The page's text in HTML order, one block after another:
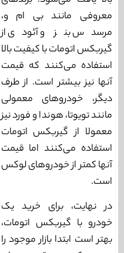
معروفی مانند بی ام و،
مرسدس بنز و آئودی از
گیربکس اتومات با کیفیت بالا
استفاده می‌کنند که قیمت
آنها نیز بیشتر است. از طرف
دیگر، خودروهای معمولی
مانند تویوتا، هوندا و فورد نیز
معمولا از گیربکس اتومات
استفاده می‌کنند اما قیمت
آنها کمتر از خودروهای لوکس
است.
در نهایت، برای خرید یک
خودرو با گیربکس اتومات،
بهتر است ابتدا بازار موجود را